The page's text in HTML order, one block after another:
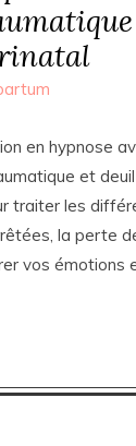
en hypnose
et
traiter les
la perte
vos émotions